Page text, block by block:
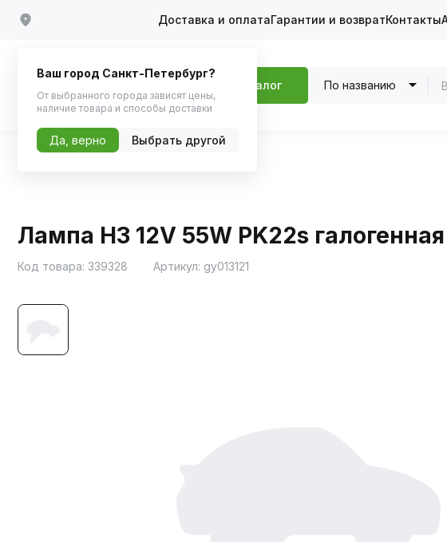
Доставка и оплатаГарантии и возвратКонтакты
Каталог По названию
Лампа H3 12V 55W PK22s
Код товара: 339328 Артикул: gy013121
Ваш город Санкт-Петербург?
От выбранного города зависят цены,
наличие товара и способы доставки
Да, верно Выбрать другой